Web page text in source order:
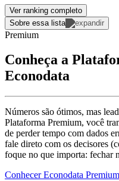
Ver ranking completo
Sobre essa lista
Premium
Conheça a
Econodata
Números são ótimos, mas
Plataforma Premium, você
de perder tempo com dados
fale direto com os decisores
foque no que importa: fechar
Conhecer Econodata Premium